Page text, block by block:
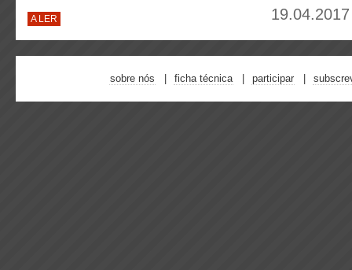
A LER
sobre nós ficha técnica participar